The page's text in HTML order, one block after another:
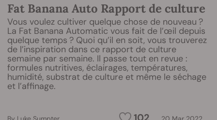
Fat Banana Auto Rapport de culture
Vous voulez cultiver quelque chose de nouveau ?
La Fat Banana Automatic vous fait de l’œil depuis
quelque temps ? Quoi qu’il en soit, vous trouverez
de l’inspiration dans ce rapport de culture
semaine par semaine. Il passe tout en revue :
formules nutritives, éclairages, températures,
humidité, substrat de culture et même le séchage
et l’affinage.
102